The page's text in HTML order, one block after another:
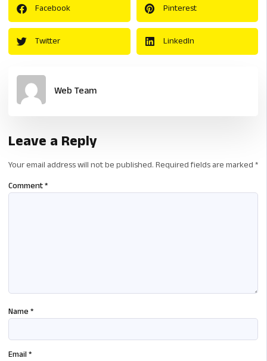
Facebook Pinterest
Twitter LinkedIn
Web Team
Leave a Reply
Your email address will not be published. Required fields are marked *
Comment*
Name *
Email *